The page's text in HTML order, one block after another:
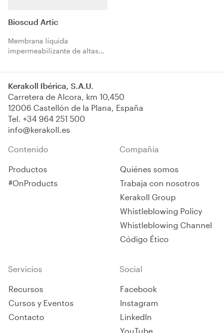
Bioscud Artic
Membrana líquida
impermeabilizante de altas
Ideal para cubiertas planas,
superficies en el exterior,
flexible incluso a muy bajas
temperaturas. Apta para la
contención de agua,
resistente a los rayos UV y a
Kerakoll Ibérica, S.A.U.
Carretera de Alcora, km 10,450
12006 Castellón de la Plana, España
Tel. +34 964 251 500
info@kerakoll.es
Contenido
Productos
#OnProducts
Compañía
Quiénes somos
Trabaja con nosotros
Kerakoll Group
Whistleblowing Policy
Whistleblowing Channel
Código Ético
Servicios
Recursos
Cursos y Eventos
Contacto
Social
Facebook
Instagram
LinkedIn
YouTube